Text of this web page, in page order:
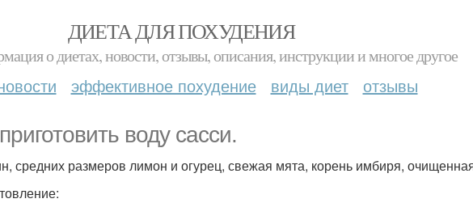
ДИЕТА ДЛЯ ПОХУДЕНИЯ
о диетах, новости, отзывы, описания, инструкции и многое другое
эффективное похудение виды диет отзывы
воду сасси.
средних размеров лимон и огурец, свежая мята, корень имбиря,